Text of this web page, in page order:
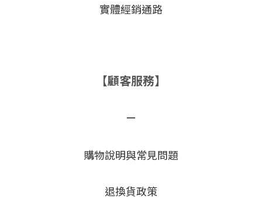
實體經銷通路
【顧客服務】
－
購物說明與常見問題
退換貨政策